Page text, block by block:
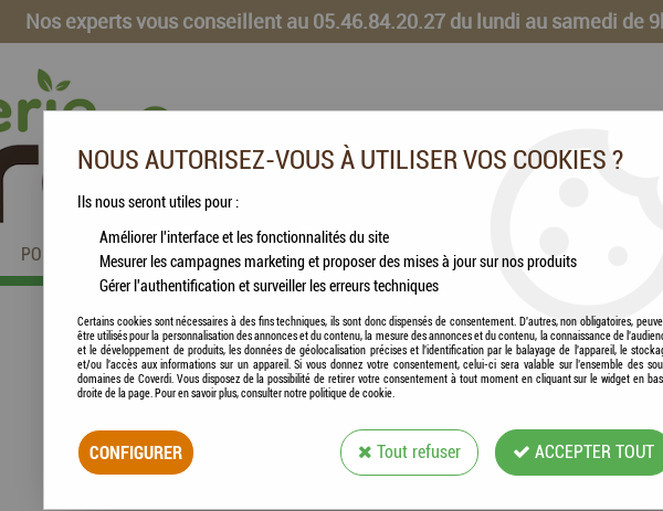
Nos experts vous conseillent au 05.46.84.20.27 du lundi au samedi de
POISSONS CHEVAUX VOLAILLES ANIMAUX DE LA FERME
GERBILLES
5 articles sur5
NOUS AUTORISEZ-VOUS À UTILISER VOS COOKIES ?
Ils nous seront utiles pour :
Améliorer l'interface et les fonctionnalités du site
Mesurer les campagnes marketing et proposer des mises à jour sur nos produits
Gérer l'authentification et surveiller les erreurs techniques
Certains cookies sont nécessaires à des fins techniques, ils sont donc dispensés de consentement. D'autres, non obligatoires,
être utilisés pour la personnalisation des annonces et du contenu, la mesure des annonces et du contenu, la connaissance de
et le développement de produits, les données de géolocalisation précises et l'identification par le balayage de l'appareil, le
et/ou l'accès aux informations sur un appareil. Si vous donnez votre consentement, celui-ci sera valable sur l’ensemble des
domaines de Coverdi. Vous disposez de la possibilité de retirer votre consentement à tout moment en cliquant sur le widget en
droite de la page. Pour en savoir plus, consulter notre politique de cookie.
CONFIGURER Tout refuser ACCEPTER TOUT